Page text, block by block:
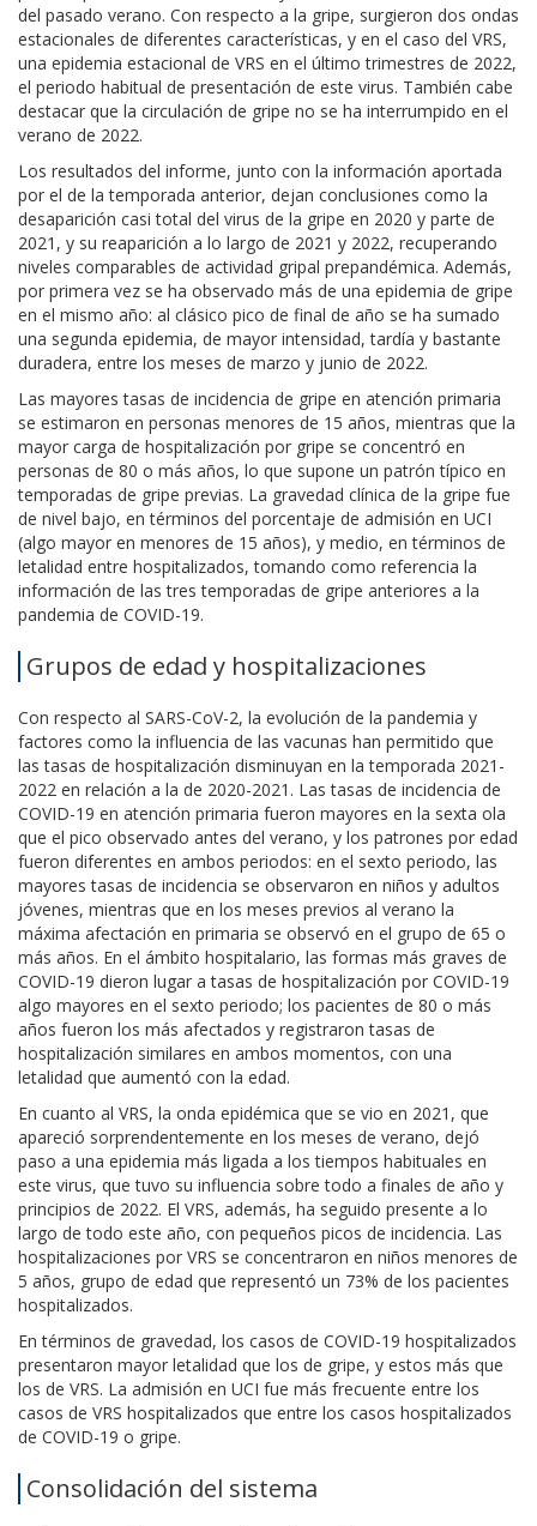
del pasado verano. Con respecto a la gripe, surgieron dos ondas
estacionales de diferentes características, y en el caso del VRS,
una epidemia estacional de VRS en el último trimestres de 2022,
el periodo habitual de presentación de este virus. También cabe
destacar que la circulación de gripe no se ha interrumpido en el
verano de 2022​.
Los resultados del informe, junto con la información aportada
por el de la temporada anterior, dejan conclusiones como la
desaparición casi total del virus de la gripe en 2020 y parte de
2021, y su reaparición a lo largo de 2021 y 2022, recuperando
niveles comparables de actividad gripal prepandémica. Además,
por primera vez se ha observado más de una epidemia de gripe
en el mismo año: al clásico pico de final de año se ha sumado
una segunda epidemia, de mayor intensidad, tardía y bastante
duradera, entre los meses de marzo y junio de 2022.
Las mayores tasas de incidencia de gripe en atención primaria
se estimaron en personas menores de 15 años, mientras que la
mayor carga de hospitalización por gripe se concentró en
personas de 80 o más años, lo que supone un patrón típico en
temporadas de gripe previas. La gravedad clínica de la gripe fue
de nivel bajo, en términos del porcentaje de admisión en UCI
(algo mayor en menores de 15 años), y medio, en términos de
letalidad entre hospitalizados, tomando como referencia la
información de las tres temporadas de gripe anteriores a la
pandemia de COVID-19.
Grupos de edad y hospitalizaciones
Con respecto al SARS-CoV-2, la evolución de la pandemia y
factores como la influencia de las vacunas han permitido que
las tasas de hospitalización disminuyan en la temporada 2021-
2022 en relación a la de 2020-2021. Las tasas de incidencia de
COVID-19 en atención primaria fueron mayores en la sexta ola
que el pico observado antes del verano, y los patrones por edad
fueron diferentes en ambos periodos: en el sexto periodo, las
mayores tasas de incidencia se observaron en niños y adultos
jóvenes, mientras que en los meses previos al verano la
máxima afectación en primaria se observó en el grupo de 65 o
más años. En el ámbito hospitalario, las formas más graves de
COVID-19 dieron lugar a tasas de hospitalización por COVID-19
algo mayores en el sexto periodo; los pacientes de 80 o más
años fueron los más afectados y registraron tasas de
hospitalización similares en ambos momentos, con una
letalidad que aumentó con la edad.
En cuanto al VRS, la onda epidémica que se vio en 2021, que
apareció sorprendentemente en los meses de verano, dejó
paso a una epidemia más ligada a los tiempos habituales en
este virus, que tuvo su influencia sobre todo a finales de año y
principios de 2022. El VRS, además, ha seguido presente a lo
largo de todo este año, con pequeños picos de incidencia. Las
hospitalizaciones por VRS se concentraron en niños menores de
5 años, grupo de edad que representó un 73% de los pacientes
hospitalizados.
En términos de gravedad, los casos de COVID-19 hospitalizados
presentaron mayor letalidad que los de gripe, y estos más que
los de VRS. La admisión en UCI fue más frecuente entre los
casos de VRS hospitalizados que entre los casos hospitalizados
de COVID-19 o gripe.​
Consolidación del sistema